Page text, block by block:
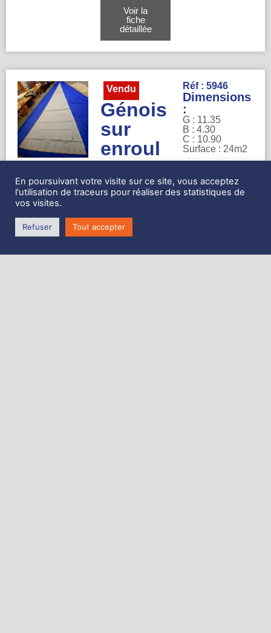
Voir la
fiche
détaillée
Vendu
Génois
sur
enroul
eur
DCX
l 24m2
Réf : 5946
Dimensions
:
G : 11.35
B : 4.30
C : 10.90
Surface : 24m2
En poursuivant votre visite sur ce site, vous acceptez
l'utilisation de traceurs pour réaliser des statistiques de
vos visites.
Refuser Tout accepter